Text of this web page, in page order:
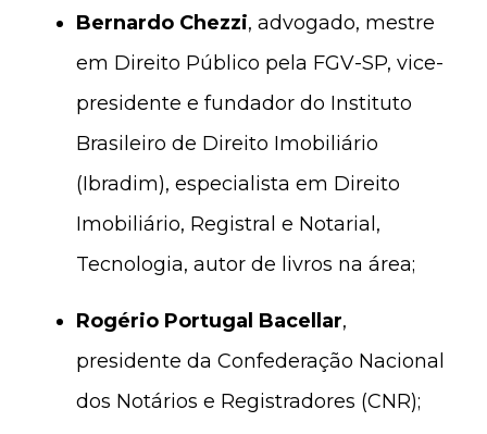
Bernardo Chezzi, advogado, mestre
em Direito Público pela FGV-SP, vice-
presidente e fundador do Instituto
Brasileiro de Direito Imobiliário
(Ibradim), especialista em Direito
Imobiliário, Registral e Notarial,
Tecnologia, autor de livros na área;
Rogério Portugal Bacellar,
presidente da Confederação Nacional
dos Notários e Registradores (CNR);